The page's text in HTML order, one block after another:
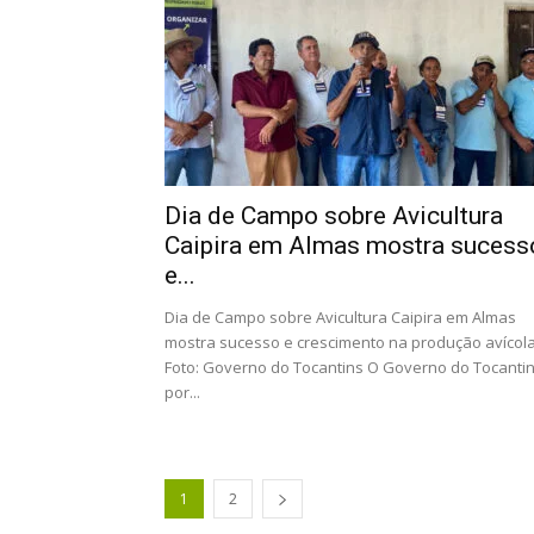
Dia de Campo sobre Avicultura
Caipira em Almas mostra
e...
Dia de Campo sobre Avicultura Caipira em Almas
mostra sucesso e crescimento na produção
Foto: Governo do Tocantins O Governo do
por...
1 2